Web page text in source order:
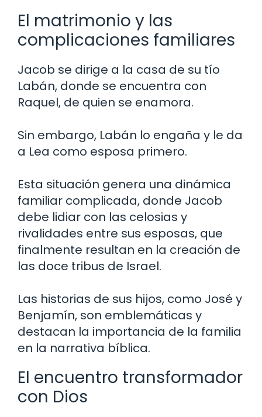
El matrimonio y las
complicaciones familiares
Jacob se dirige a la casa de su tío
Labán, donde se encuentra con
Raquel, de quien se enamora.
Sin embargo, Labán lo engaña y le da
a Lea como esposa primero.
Esta situación genera una dinámica
familiar complicada, donde Jacob
debe lidiar con las celosias y
rivalidades entre sus esposas, que
finalmente resultan en la creación de
las doce tribus de Israel.
Las historias de sus hijos, como José y
Benjamín, son emblemáticas y
destacan la importancia de la familia
en la narrativa bíblica.
El encuentro transformador
con Dios